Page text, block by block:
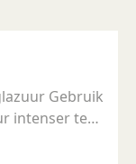
Gebruik
intenser te
er een